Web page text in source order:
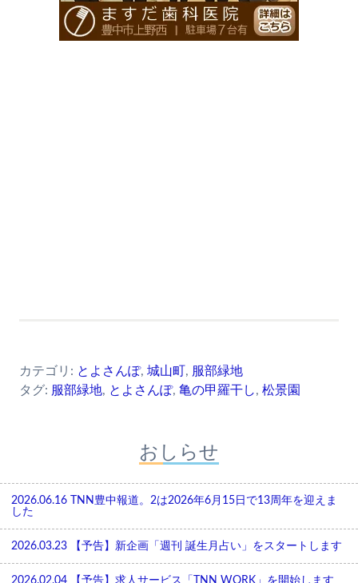
カテゴリ: とよさんぽ, 城山町 , 服部緑地
タグ: 服部緑地, とよさんぽ, 亀の甲羅干し, 松景園
おしらせ
2026.06.16
TNN豊中報道。2は2026年6月15日で13周年を迎えま
した
2026.03.23 【予告】新企画「週刊 誕生月占い」をスタートします
2026.02.04 【予告】求人サービス「TNN WORK」を開始します